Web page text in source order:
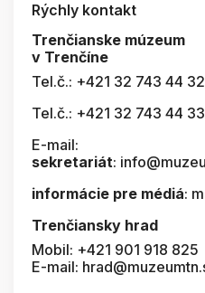
Rýchly kontakt
Trenčianske múzeum
v Trenčíne
Tel.č.: +421 32 743 44 32
Tel.č.: +421 32 743 44 33
E-mail:
sekretariát:
informácie pre médiá:
Trenčiansky hrad
Mobil: +421 901 918 825
E-mail: